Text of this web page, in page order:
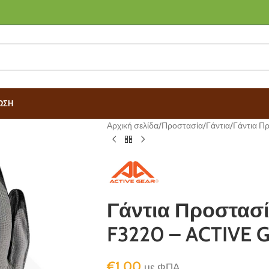
Αρχική σελίδα Προστασία Γάντια Γάντια
Γάντια
F3220 – ACTIVE